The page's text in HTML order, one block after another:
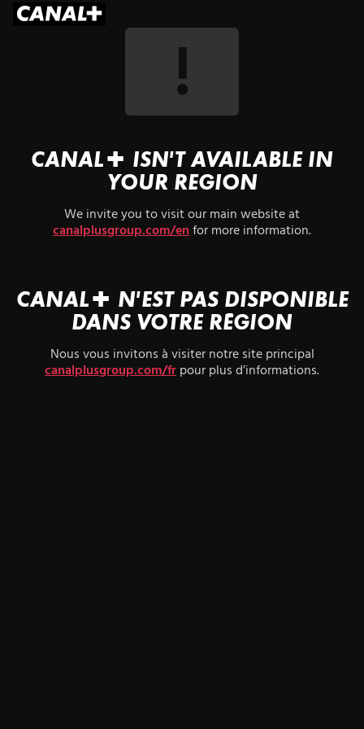
CANAL+ ISN'T AVAILABLE IN
YOUR REGION
We invite you to visit our main website at
canalplusgroup.com/enfor more information.
CANAL+ N'EST PAS DISPONIBLE
DANS VOTRE RÉGION
Nous vous invitons à visiter notre site principal
canalplusgroup.com/frpour plus d’informations.